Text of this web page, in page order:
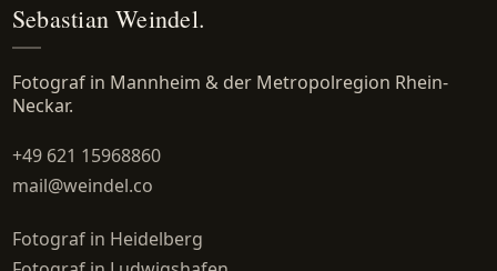
Sebastian Weindel.
Fotograf in Mannheim & der Metropolregion Rhein-
Neckar.
+49 621 15968860
mail@weindel.co
Fotograf in Heidelberg